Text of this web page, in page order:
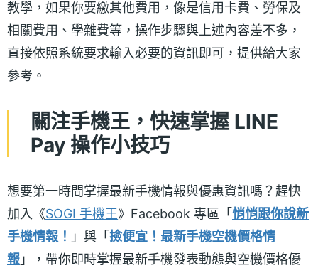
教學，如果你要繳其他費用，像是信用卡費、勞保及
相關費用、學雜費等，操作步驟與上述內容差不多，
直接依照系統要求輸入必要的資訊即可，提供給大家
參考。
關注手機王，快速掌握 LINE
Pay 操作小技巧
想要第一時間掌握最新手機情報與優惠資訊嗎？趕快
加入《SOGI 手機王》Facebook 專區「悄悄跟你說新
手機情報！ 」與「撿便宜！最新手機空機價格情
報 」，帶你即時掌握最新手機發表動態與空機價格優